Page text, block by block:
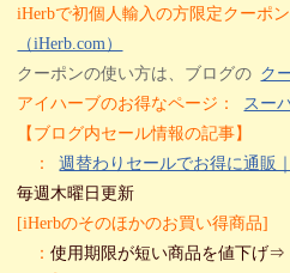
iHerbで初個人輸入の方限定クーポン
（iHerb.com）
クーポンの使い方は、ブログの ク
アイハーブのお得なページ：
スー
【ブログ内セール情報の記事】
：
週替わりセールでお得に通販
毎週木曜日更新
[iHerbのそのほかのお買い得商品]
：使用期限が短い商品を値下げ⇒